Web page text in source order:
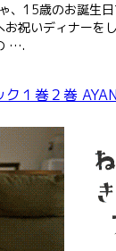
、15歳のお誕生
お祝いディナーを
….